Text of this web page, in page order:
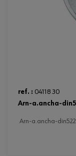
ref. : 04118 30
arn-a.ancha-
arn-a.ancha-